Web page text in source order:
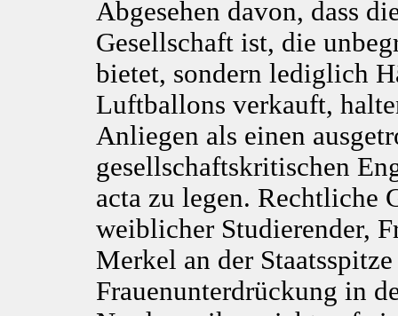
Abgesehen davon, dass
Gesellschaft ist, die
bietet, sondern lediglich
Luftballons verkauft,
Anliegen als einen
gesellschaftskritischen
acta zu legen. Rechtliche
weiblicher Studierender,
Merkel an der
Frauenunterdrückung in